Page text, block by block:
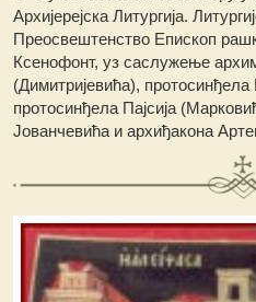
Архијерејска Литургија.
Преосвештенство Епископ
Ксенофонт, уз саслужење
(Димитријевића),
протосинђела Пајсија
Јованчевића и архиђакона